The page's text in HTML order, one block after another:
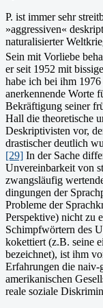
P. ist immer sehr
»aggressiven«
naturalisierter
Sein mit Vorliebe
er seit 1952 mit
habe ich bei ihm 1976
anerkennende Worte
Bekräftigung seiner
Hall die theoretische
Deskriptivisten vor,
drastischer deutlich
[29] In der Sache
Unvereinbarkeit von
zwangsläufig
dingungen der
Probleme der
Perspektive) nicht zu
Schimpfwörtern des
kokettiert (z.B. seine
bezeichnet), ist ihm
Erfahrungen die
amerikanischen
reale soziale